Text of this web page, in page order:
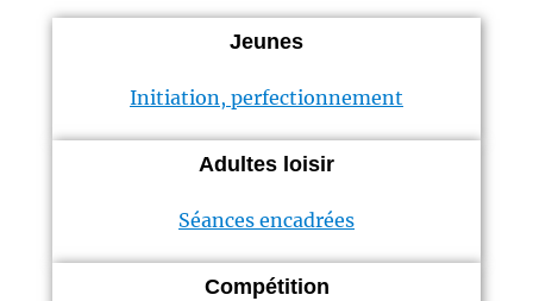
Jeunes
Initiation, perfectionnement
Adultes loisir
Séances encadrées
Compétition